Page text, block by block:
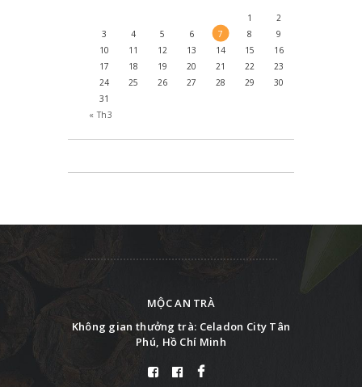
« Th3
1
2
3
4 5 6 7 8
9
10
11 12 13 14 15
16
17
18 19 20 21 22
23
24
25 26 27 28 29
30
31
MỘC AN TRÀ
Không gian thưởng trà: Celadon City Tân
Phú, Hồ Chí Minh